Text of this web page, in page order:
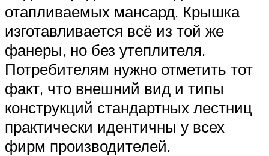
отапливаемых мансард. Крышка
изготавливается всё из той же
фанеры, но без утеплителя.
Потребителям нужно отметить тот
факт, что внешний вид и типы
конструкций стандартных лестниц
практически идентичны у всех
фирм производителей.